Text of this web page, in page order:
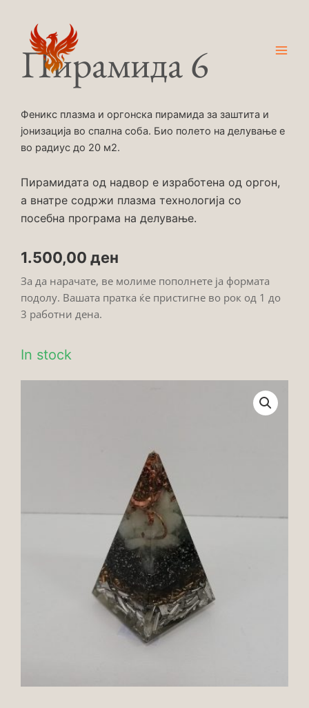
contentПирамида 6
Феникс плазма и оргонска пирамида за заштита и
јонизација во спална соба. Био полето на делување е
во радиус до 20 м2.
Пирамидата од надвор е изработена од оргон,
а внатре содржи плазма технологија со
посебна програма на делување.
1.500,00 ден
За да нарачате, ве молиме пополнете ја формата
подолу. Вашата пратка ќе пристигне во рок од 1 до
3 работни дена.
In stock